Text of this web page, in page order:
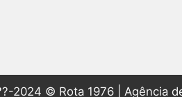
2024 © Rota 1976 | Agência